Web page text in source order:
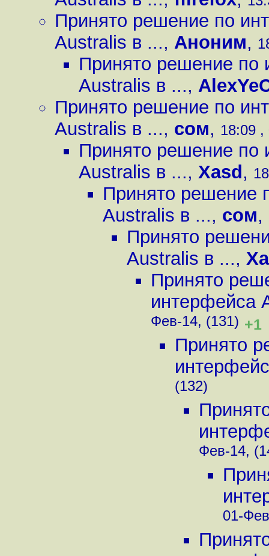
Принято решение по
Australis в ..., Аноним,
Принято решение по
Australis в ...,
Принято решение по
Australis в ..., сом, 18:09 ,
Принято решение по
Australis в ..., Xasd ,
Принято решение
Australis в ..., сом,
Принято
Australis в ...,
Принято
интерфейса
Фев-14, (131) +1
Принято
(132)
Фев-14,
01-